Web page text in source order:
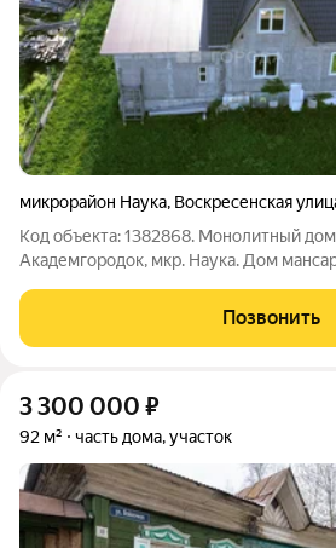
микрорайон Наука, Воскресенская
Код объекта: 1382868. Монолитный
Академгородок, мкр. Наука. Дом
этажа, мансарды, подвала 2, 7 м,
Из подвала вход в
Позвонить
3 300 000 ₽
92 м² часть дома, участок